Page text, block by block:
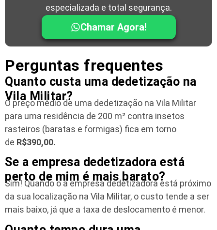
especializada e total segurança.
Chamar Agora!
Perguntas frequentes
Quanto custa uma dedetização na
Vila Militar?
O preço médio de uma dedetização na Vila Militar
para uma residência de 200 m² contra insetos
rasteiros (baratas e formigas) fica em torno
de R$390,00.
Se a empresa dedetizadora está
perto de mim é mais barato?
Sim! Quando o a empresa dedetizadora está próximo
da sua localização na Vila Militar, o custo tende a ser
mais baixo, já que a taxa de deslocamento é menor.